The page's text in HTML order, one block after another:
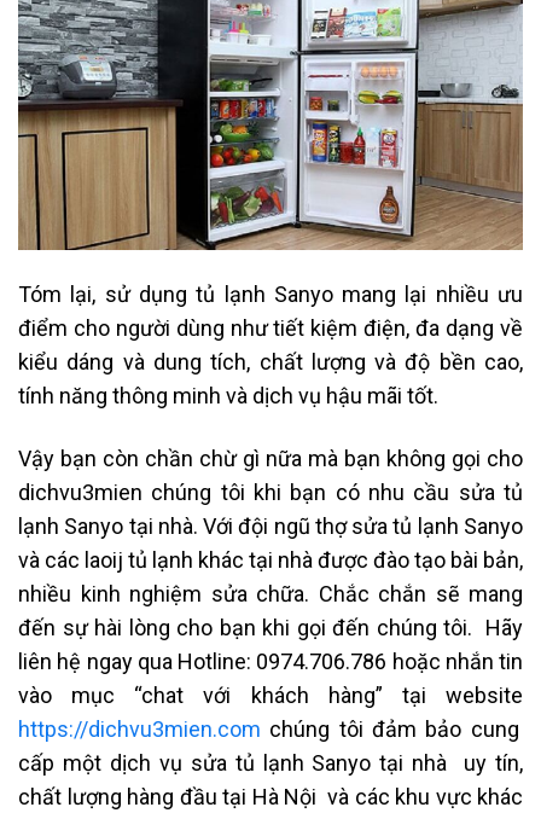
Tóm lại, sử dụng tủ lạnh Sanyo mang lại nhiều ưu
điểm cho người dùng như tiết kiệm điện, đa dạng về
kiểu dáng và dung tích, chất lượng và độ bền cao,
tính năng thông minh và dịch vụ hậu mãi tốt.
Vậy bạn còn chần chừ gì nữa mà bạn không gọi cho
dichvu3mien chúng tôi khi bạn có nhu cầu sửa tủ
lạnh Sanyo tại nhà. Với đội ngũ thợ sửa tủ lạnh Sanyo
và các laoij tủ lạnh khác tại nhà được đào tạo bài bản,
nhiều kinh nghiệm sửa chữa. Chắc chắn sẽ mang
đến sự hài lòng cho bạn khi gọi đến chúng tôi. Hãy
liên hệ ngay qua Hotline: 0974.706.786 hoặc nhắn tin
vào mục “chat với khách hàng” tại website
https://dichvu3mien.com chúng tôi đảm bảo cung
cấp một dịch vụ sửa tủ lạnh Sanyo tại nhà uy tín,
chất lượng hàng đầu tại Hà Nội và các khu vực khác